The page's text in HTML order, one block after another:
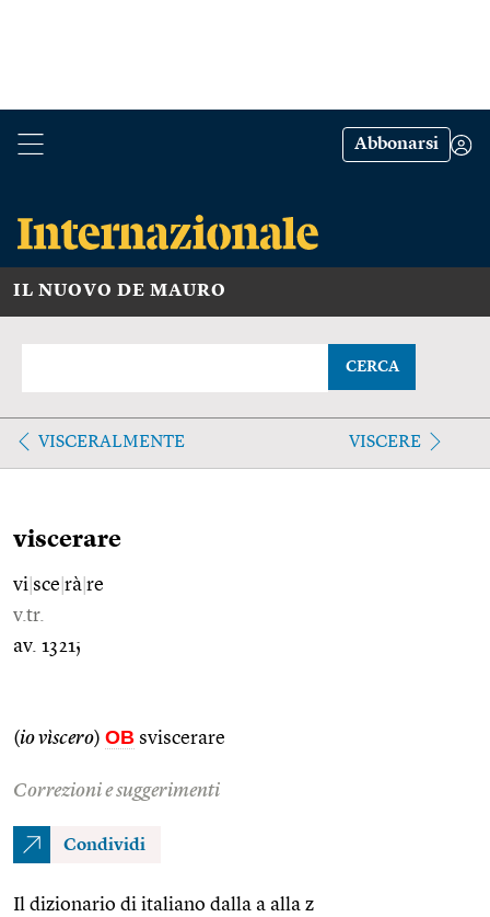
Abbonarsi
IL NUOVO DE MAURO
CERCA
VISCERALMENTE VISCERE
viscerare
vi sce rà re
v.tr.
av. 1321;
(io vìscero) OB sviscerare
Correzioni e suggerimenti
Condividi
Il dizionario di italiano dalla a alla z